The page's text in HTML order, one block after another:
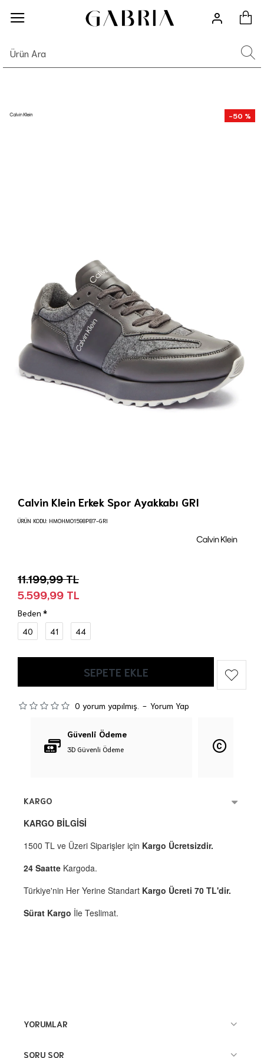
-50 %
Calvin Klein Erkek Spor Ayakkabı GRI
0 yorum yapılmış. - Yorum Yap
5.599,99 TL
11.199,99 TL
ÜRÜN KODU: HM0HM01598PB7-GRI
Beden
40
41 44
SEPETE EKLE
Güvenli Ödeme
3D Güvenli Ödeme
KARGO
KARGO BİLGİSİ
1500 TL ve Üzeri Siparişler için Kargo Ücretsizdir.
24 Saatte Kargoda.
Türkiye'nin Her Yerine Standart Kargo Ücreti 70 TL'dir.
Sürat Kargo İle Teslimat.
YORUMLAR
SORU SOR